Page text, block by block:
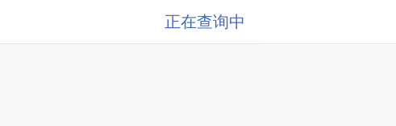
正在查询中